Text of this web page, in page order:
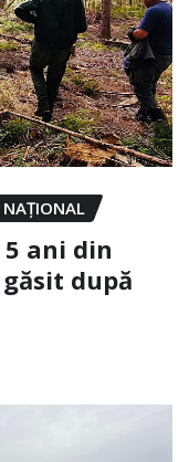
NAŢIONAL
5 ani din
după